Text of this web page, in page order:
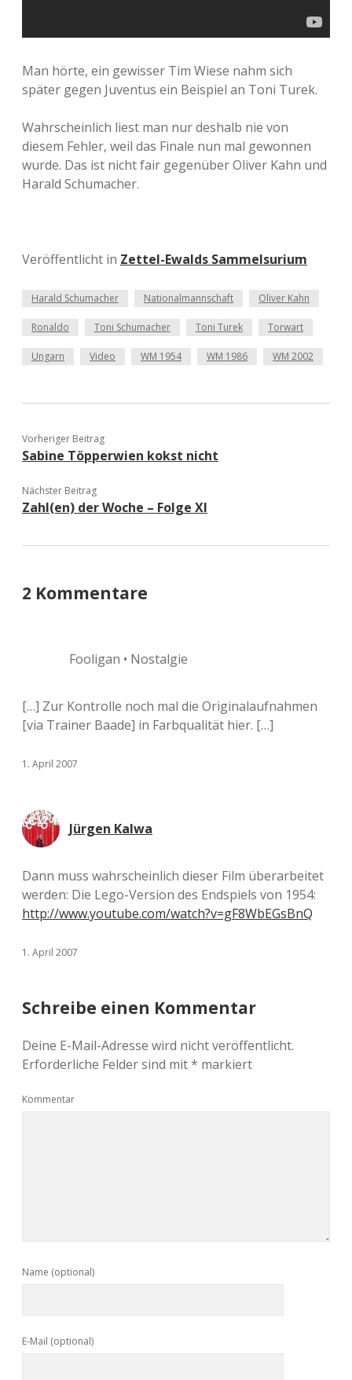
Man hörte, ein gewisser Tim Wiese nahm sich
später gegen Juventus ein Beispiel an Toni Turek.
Wahrscheinlich liest man nur deshalb nie von
diesem Fehler, weil das Finale nun mal gewonnen
wurde. Das ist nicht fair gegenüber Oliver Kahn und
Harald Schumacher.
Veröffentlicht in Zettel-Ewalds Sammelsurium
Harald Schumacher Nationalmannschaft Oliver Kahn
Ronaldo Toni Schumacher Toni Turek Torwart
Ungarn Video WM 1954 WM 1986 WM 2002
Vorheriger Beitrag
Sabine Töpperwien kokst nicht
Nächster Beitrag
Zahl(en) der Woche – Folge XI
2 Kommentare
Fooligan • Nostalgie
[…] Zur Kontrolle noch mal die Originalaufnahmen
[via Trainer Baade] in Farbqualität hier. […]
1. April 2007
Jürgen Kalwa
Dann muss wahrscheinlich dieser Film überarbeitet
werden: Die Lego-Version des Endspiels von 1954:
http://www.youtube.com/watch?v=gF8WbEGsBnQ
1. April 2007
Schreibe einen Kommentar
Deine E-Mail-Adresse wird nicht veröffentlicht.
Erforderliche Felder sind mit* markiert
Kommentar
Name (optional)
E-Mail (optional)